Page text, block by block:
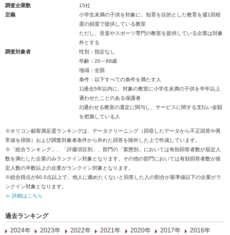
調査企業数
15社
定義
小学生未満の子供を対象に、知育を目的とした教育を週1回程
度の頻度で提供している教室
ただし、音楽やスポーツ専門の教室を提供している企業は対象
外とする
調査対象者
性別：指定なし
年齢：20～69歳
地域：全国
条件：以下すべての条件を満たす人
1)過去5年以内に、対象の教室に小学生未満の子供を半年以上
通わせたことのある保護者
2)通わせる教室の選定に関与し、サービスに関する支払い金額
を把握している人
※オリコン顧客満足度ランキングは、データクリーニング（回収したデータから不正回答や異
常値を排除）および調査対象者条件から外れた回答を除外した上で作成しています。
※「総合ランキング」、「評価項目別」、部門の「業態別」においては有効回答者数が規定人
数を満たした企業のみランクイン対象となります。その他の部門においては有効回答者数が規
定人数の半数以上の企業がランクイン対象となります。
※総合得点が60.0点以上で、他人に薦めたくないと回答した人の割合が基準値以下の企業がラ
ンクイン対象となります。
≫ 詳細はこちら
過去ランキング
2024年
2023年 2022年 2021年 2020年 2017年 2016年